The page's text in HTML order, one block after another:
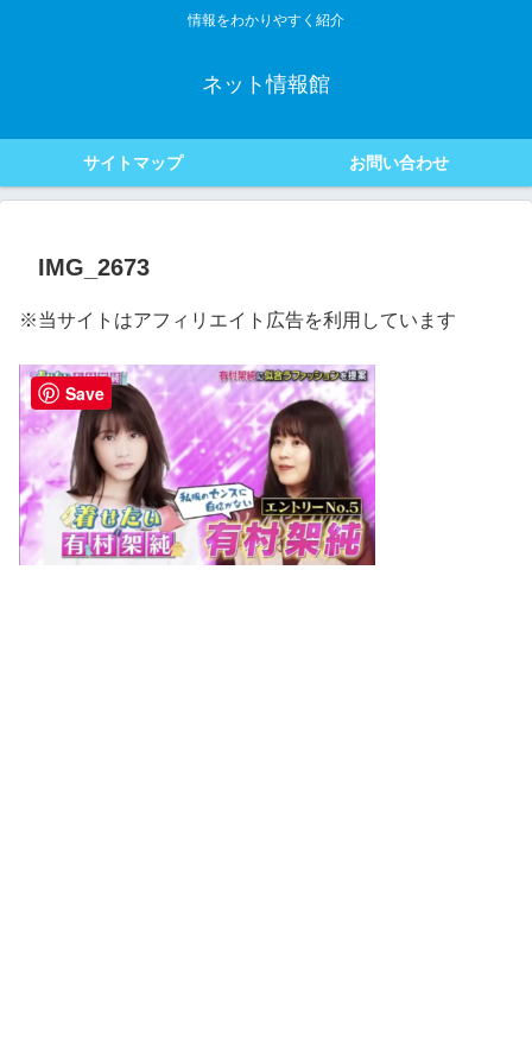
情報をわかりやすく紹介
ネット情報館
サイトマップ お問い合わせ
IMG_2673
※当サイトはアフィリエイト広告を利用しています
Save